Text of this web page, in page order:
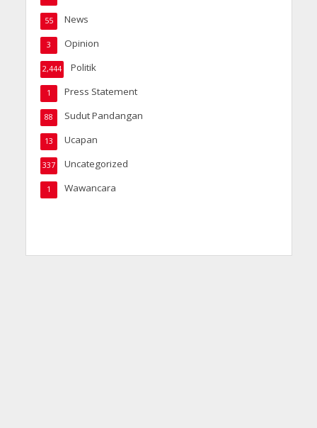
News
55
Opinion
3
Politik
2,444
Press Statement
1
Sudut Pandangan
88
Ucapan
13
Uncategorized
337
Wawancara
1